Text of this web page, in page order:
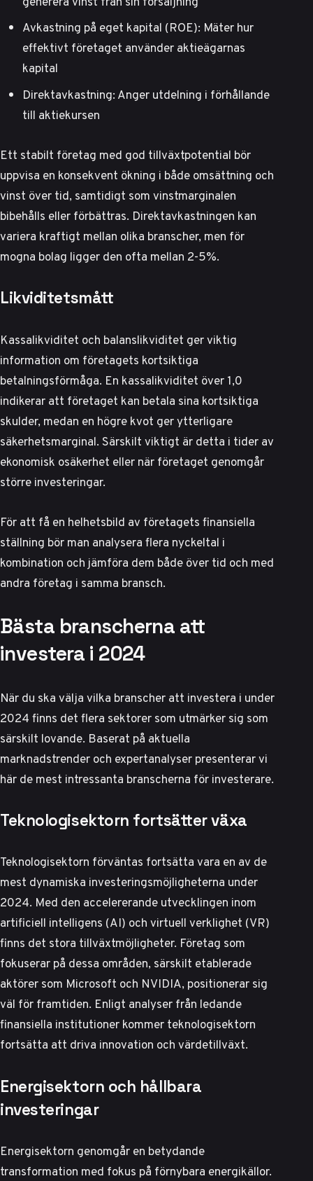
Avkastning på eget kapital (ROE): Mäter hur
effektivt företaget använder aktieägarnas
kapital
Direktavkastning: Anger utdelning i förhållande
till aktiekursen
Ett stabilt företag med god tillväxtpotential bör
uppvisa en konsekvent ökning i både omsättning och
vinst över tid, samtidigt som vinstmarginalen
bibehålls eller förbättras. Direktavkastningen kan
variera kraftigt mellan olika branscher, men för
mogna bolag ligger den ofta mellan 2-5%.
Likviditetsmått
Kassalikviditet och balanslikviditet ger viktig
information om företagets kortsiktiga
betalningsförmåga. En kassalikviditet över 1,0
indikerar att företaget kan betala sina kortsiktiga
skulder, medan en högre kvot ger ytterligare
säkerhetsmarginal. Särskilt viktigt är detta i tider av
ekonomisk osäkerhet eller när företaget genomgår
större investeringar.
För att få en helhetsbild av företagets finansiella
ställning bör man analysera flera nyckeltal i
kombination och jämföra dem både över tid och med
andra företag i samma bransch.
Bästa branscherna att
investera i 2024
När du ska välja vilka branscher att investera i under
2024 finns det flera sektorer som utmärker sig som
särskilt lovande. Baserat på aktuella
marknadstrender och expertanalyser presenterar vi
här de mest intressanta branscherna för investerare.
Teknologisektorn fortsätter växa
Teknologisektorn förväntas fortsätta vara en av de
mest dynamiska investeringsmöjligheterna under
2024. Med den accelererande utvecklingen inom
artificiell intelligens (AI) och virtuell verklighet (VR)
finns det stora tillväxtmöjligheter. Företag som
fokuserar på dessa områden, särskilt etablerade
aktörer som Microsoft och NVIDIA, positionerar sig
väl för framtiden. Enligt analyser från ledande
finansiella institutionerkommer teknologisektorn
fortsätta att driva innovation och värdetillväxt.
Energisektorn och hållbara
investeringar
Energisektorn genomgår en betydande
transformation med fokus på förnybara energikällor.